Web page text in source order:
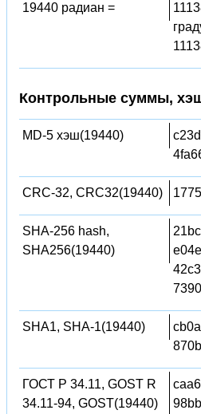
19440 радиан =
Контрольные суммы,
MD-5 хэш(19440)
CRC-32, CRC32(19440)
SHA-256 hash,
SHA256(19440)
7390
SHA1, SHA-1(19440)
ГОСТ Р 34.11, GOST R
34.11-94, GOST(19440)